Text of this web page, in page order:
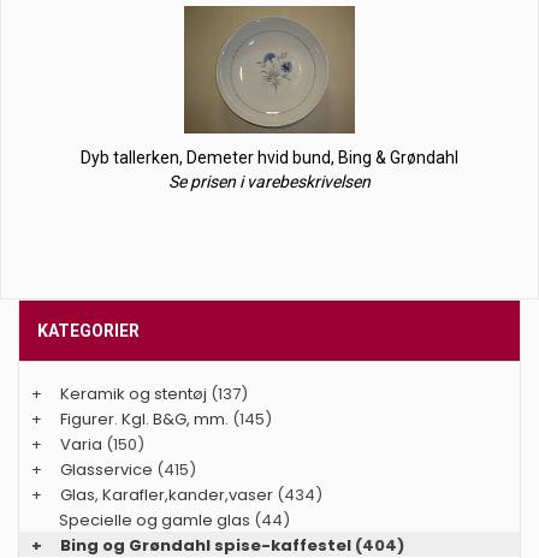
Dyb tallerken, Demeter hvid bund, Bing & Grøndahl
Se prisen i varebeskrivelsen
KATEGORIER
+ Keramik og stentøj (137)
+
Figurer. Kgl. B&G, mm. (145)
+
Varia (150)
+
Glasservice (415)
+
Glas, Karafler,kander,vaser (434)
Specielle og gamle glas (44)
+
Bing og Grøndahl spise-kaffestel (404)